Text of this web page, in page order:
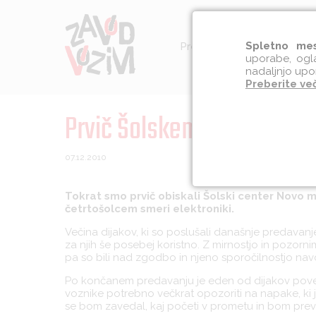
Preventiva Socialna
Prvič Šolskem centru
07.12.2010
Tokrat smo prvič obiskali Šolski center Novo
četrtošolcem smeri elektroniki.
Večina dijakov, ki so poslušali današnje
za njih še posebej koristno. Z mirnostjo in
pa so bili nad zgodbo in njeno sporočilnostjo
Po končanem predavanju je eden od dijakov
voznike potrebno večkrat opozoriti na napake, ki
se bom zavedal, kaj početi v prometu in bom
Spletno
uporabe,
nadaljnjo
Preberite